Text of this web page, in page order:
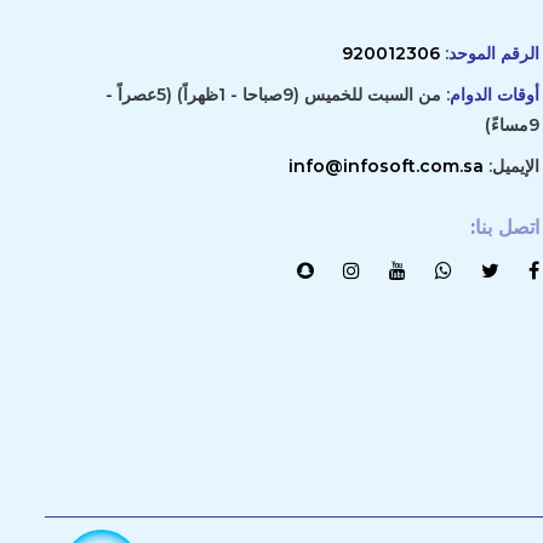
الرقم الموحد:
920012306
أوقات الدوام
: من السبت للخميس (9صباحا - 1ظهراً) (5عصراً -
9مساءً)
الإيميل: info@infosoft.com.sa
اتصل بنا: